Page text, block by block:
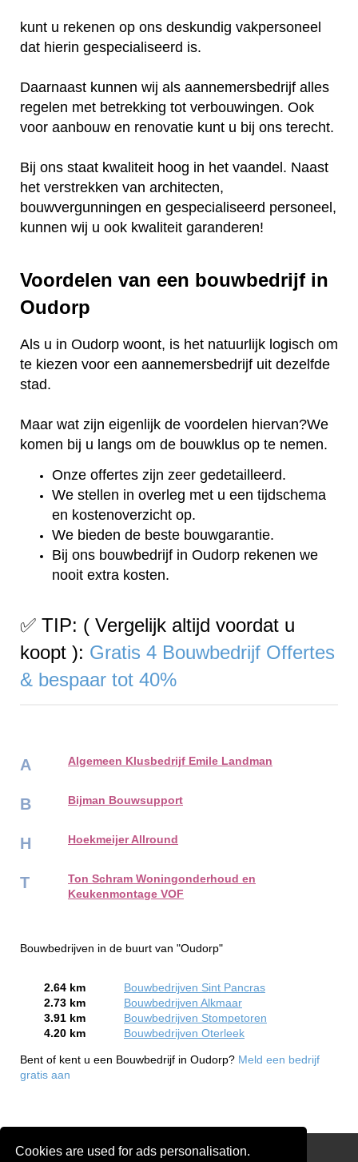
Cookies are used for ads personalisation.
kunt u rekenen op ons deskundig vakpersoneel
dat hierin gespecialiseerd is.
Daarnaast kunnen wij als aannemersbedrijf alles
regelen met betrekking tot verbouwingen. Ook
voor aanbouw en renovatie kunt u bij ons terecht.
Bij ons staat kwaliteit hoog in het vaandel. Naast
het verstrekken van architecten,
bouwvergunningen en gespecialiseerd personeel,
kunnen wij u ook kwaliteit garanderen!
Voordelen van een bouwbedrijf in
Oudorp
Als u in Oudorp woont, is het natuurlijk logisch om
te kiezen voor een aannemersbedrijf uit dezelfde
stad.
Maar wat zijn eigenlijk de voordelen hiervan?We
komen bij u langs om de bouwklus op te nemen.
Onze offertes zijn zeer gedetailleerd.
We stellen in overleg met u een tijdschema
en kostenoverzicht op.
We bieden de beste bouwgarantie.
Bij ons bouwbedrijf in Oudorp rekenen we
nooit extra kosten.
✅ TIP: ( Vergelijk altijd voordat u
koopt ): Gratis 4 Bouwbedrijf Offertes
& bespaar tot 40%
A Algemeen Klusbedrijf Emile Landman
B Bijman Bouwsupport
H Hoekmeijer Allround
T
Ton Schram Woningonderhoud en
Keukenmontage VOF
Bouwbedrijven in de buurt van "Oudorp"
2.64 km
Bouwbedrijven Sint Pancras
2.73 km
Bouwbedrijven Alkmaar
3.91 km
Bouwbedrijven Stompetoren
4.20 km
Bouwbedrijven Oterleek
Bent of kent u een Bouwbedrijf in Oudorp? Meld een bedrijf
gratis aan
Links